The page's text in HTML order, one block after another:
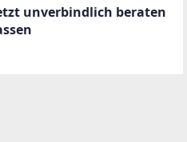
unverbindlich beraten